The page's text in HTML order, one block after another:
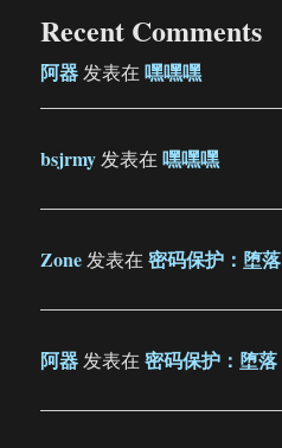
Recent Comments
阿器发表在嘿嘿嘿
bsjrmy发表在嘿嘿嘿
Zone发表在密码保护：堕落
阿器发表在密码保护：堕落